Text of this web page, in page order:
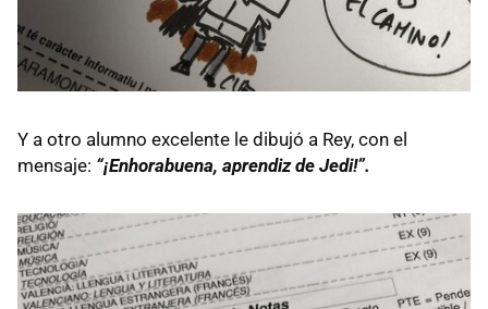
Y a otro alumno excelente le dibujó a Rey, con el
mensaje: “¡Enhorabuena, aprendiz de Jedi!”.